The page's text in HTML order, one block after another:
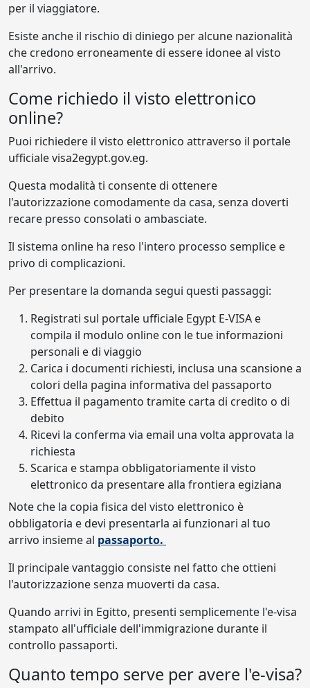
per il viaggiatore.
Esiste anche il rischio di diniego per alcune nazionalità
che credono erroneamente di essere idonee al visto
all'arrivo.
Come richiedo il visto elettronico
online?
Puoi richiedere il visto elettronico attraverso il portale
ufficiale visa2egypt.gov.eg.
Questa modalità ti consente di ottenere
l'autorizzazione comodamente da casa, senza doverti
recare presso consolati o ambasciate.
Il sistema online ha reso l'intero processo semplice e
privo di complicazioni.
Per presentare la domanda segui questi passaggi:
Registrati sul portale ufficiale Egypt E-VISA e
compila il modulo online con le tue informazioni
personali e di viaggio
Carica i documenti richiesti, inclusa una scansione a
colori della pagina informativa del passaporto
Effettua il pagamento tramite carta di credito o di
debito
Ricevi la conferma via email una volta approvata la
richiesta
Scarica e stampa obbligatoriamente il visto
elettronico da presentare alla frontiera egiziana
Note che la copia fisica del visto elettronico è
obbligatoria e devi presentarla ai funzionari al tuo
arrivo insieme al passaporto.
Il principale vantaggio consiste nel fatto che ottieni
l'autorizzazione senza muoverti da casa.
Quando arrivi in Egitto, presenti semplicemente l'e-visa
stampato all'ufficiale dell'immigrazione durante il
controllo passaporti.
Quanto tempo serve per avere l'e-visa?